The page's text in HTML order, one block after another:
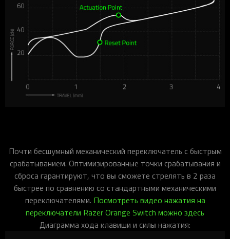
Почти бесшумный механический переключатель с быстрым
срабатыванием. Оптимизированные точки срабатывания и
сброса гарантируют, что вы сможете стрелять в 2 раза
быстрее по сравнению со стандартными механическими
переключателями. Посмотреть видео нажатия на
переключатели Razer Orange Switch можно здесь
Диаграмма хода клавиши и силы нажатия: